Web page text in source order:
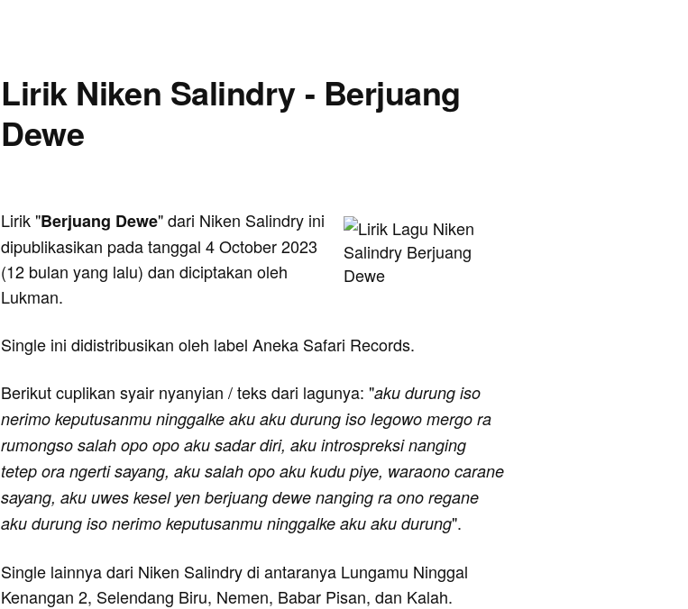
Lirik Niken Salindry - Berjuang
Dewe
Lirik "Berjuang Dewe" dari Niken Salindry ini
dipublikasikan pada tanggal 4 October 2023
(12 bulan yang lalu) dan diciptakan oleh
Lukman.
Single ini didistribusikan oleh label Aneka Safari Records.
Berikut cuplikan syair nyanyian / teks dari lagunya: "aku durung iso
nerimo keputusanmu ninggalke aku aku durung iso legowo mergo ra
rumongso salah opo opo aku sadar diri, aku introspreksi nanging
tetep ora ngerti sayang, aku salah opo aku kudu piye, waraono carane
sayang, aku uwes kesel yen berjuang dewe nanging ra ono regane
aku durung iso nerimo keputusanmu ninggalke aku aku durung".
Single lainnya dari Niken Salindry di antaranya Lungamu Ninggal
Kenangan 2, Selendang Biru, Nemen, Babar Pisan, dan Kalah.